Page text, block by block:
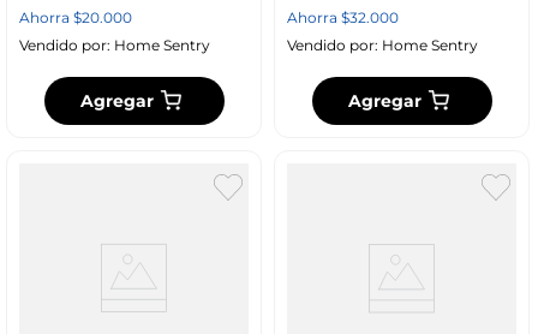
Ahorra $20.000
Vendido por: Home Sentry
Agregar
Ahorra $32.000
Vendido por: Home Sentry
Agregar